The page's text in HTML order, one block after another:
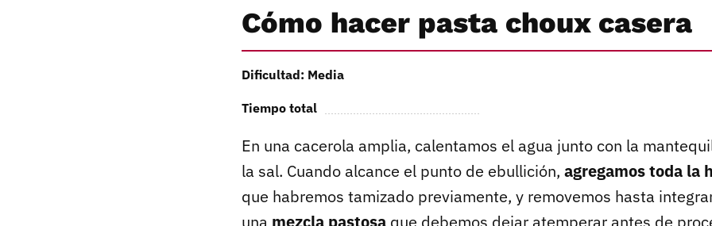
Cómo hacer pasta choux casera
Dificultad: Media
Tiempo total
En una cacerola amplia, calentamos el agua junto con la
la sal. Cuando alcance el punto de ebullición, agregamos toda la
que habremos tamizado previamente, y removemos hasta
una mezcla pastosa que debemos dejar atemperar antes de